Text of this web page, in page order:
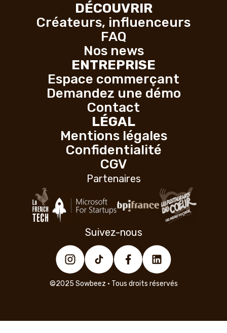
DÉCOUVRIR
Créateurs, influenceurs
FAQ
Nos news
ENTREPRISE
Espace commerçant
Demandez une démo
Contact
LÉGAL
Mentions légales
Confidentialité
CGV
Partenaires
Suivez-nous
©2025 Sowbeez • Tous droits réservés